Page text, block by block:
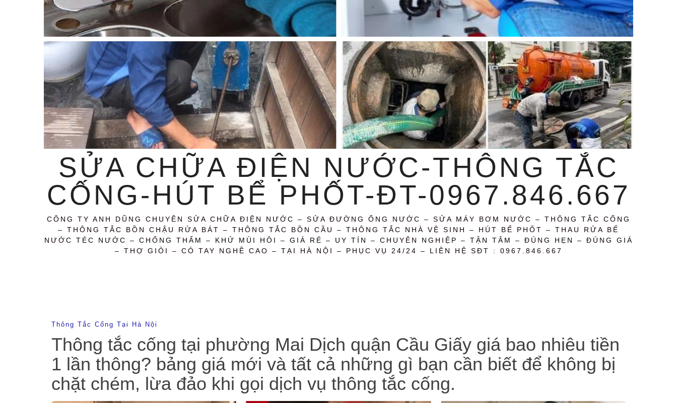
SỬA CHỮA ĐIỆN NƯỚC-THÔNG TẮC
CỐNG-HÚT BỂ PHỐT-ĐT-0967.846.667
CÔNG TY ANH DŨNG CHUYÊN SỬA CHỮA ĐIỆN NƯỚC – SỬA ĐƯỜNG ỐNG NƯỚC – SỬA MÁY BƠM NƯỚC – THÔNG TẮC CỐNG
– THÔNG TẮC BỒN CHẬU RỬA BÁT – THÔNG TẮC BỒN CẦU – THÔNG TẮC NHÀ VỆ SINH – HÚT BỂ PHỐT – THAU RỬA BỂ
NƯỚC TÉC NƯỚC – CHỐNG THẤM – KHỬ MÙI HÔI – GIÁ RẺ – UY TÍN – CHUYÊN NGHIỆP – TẬN TÂM – ĐÚNG HẸN – ĐÚNG GIÁ
– THỢ GIỎI – CÓ TAY NGHỀ CAO – TẠI HÀ NỘI – PHỤC VỤ 24/24 – LIÊN HỆ SĐT : 0967.846.667
Thông Tắc Cống Tại Hà Nội
Thông tắc cống tại phường Mai Dịch quận Cầu Giấy giá bao nhiêu tiền
1 lần thông? bảng giá mới và tất cả những gì bạn cần biết để không bị
chặt chém, lừa đảo khi gọi dịch vụ thông tắc cống.